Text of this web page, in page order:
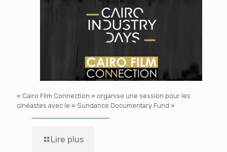
« Cairo Film Connection » organise une session pour les
cinéastes avec le « Sundance Documentary Fund »
Lire plus